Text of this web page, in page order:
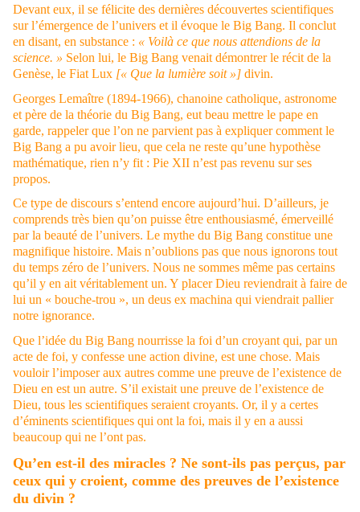
Devant eux, il se félicite des dernières découvertes scientifiques
sur l’émergence de l’univers et il évoque le Big Bang. Il conclut
en disant, en substance : « Voilà ce que nous attendions de la
science. » Selon lui, le Big Bang venait démontrer le récit de la
Genèse, le Fiat Lux [« Que la lumière soit »] divin.
Georges Lemaître (1894-1966), chanoine catholique, astronome
et père de la théorie du Big Bang, eut beau mettre le pape en
garde, rappeler que l’on ne parvient pas à expliquer comment le
Big Bang a pu avoir lieu, que cela ne reste qu’une hypothèse
mathématique, rien n’y fit : Pie XII n’est pas revenu sur ses
propos.
Ce type de discours s’entend encore aujourd’hui. D’ailleurs, je
comprends très bien qu’on puisse être enthousiasmé, émerveillé
par la beauté de l’univers. Le mythe du Big Bang constitue une
magnifique histoire. Mais n’oublions pas que nous ignorons tout
du temps zéro de l’univers. Nous ne sommes même pas certains
qu’il y en ait véritablement un. Y placer Dieu reviendrait à faire de
lui un « bouche-trou », un deus ex machina qui viendrait pallier
notre ignorance.
Que l’idée du Big Bang nourrisse la foi d’un croyant qui, par un
acte de foi, y confesse une action divine, est une chose. Mais
vouloir l’imposer aux autres comme une preuve de l’existence de
Dieu en est un autre. S’il existait une preuve de l’existence de
Dieu, tous les scientifiques seraient croyants. Or, il y a certes
d’éminents scientifiques qui ont la foi, mais il y en a aussi
beaucoup qui ne l’ont pas.
Qu’en est-il des miracles ? Ne sont-ils pas perçus, par
ceux qui y croient, comme des preuves de l’existence
du divin ?